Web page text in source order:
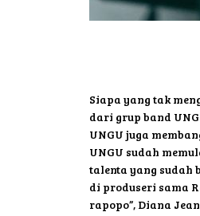
Siapa yang tak
dari grup band
UNGU juga
UNGU sudah
talenta yang sudah
di produseri sama
rapopo”, Diana